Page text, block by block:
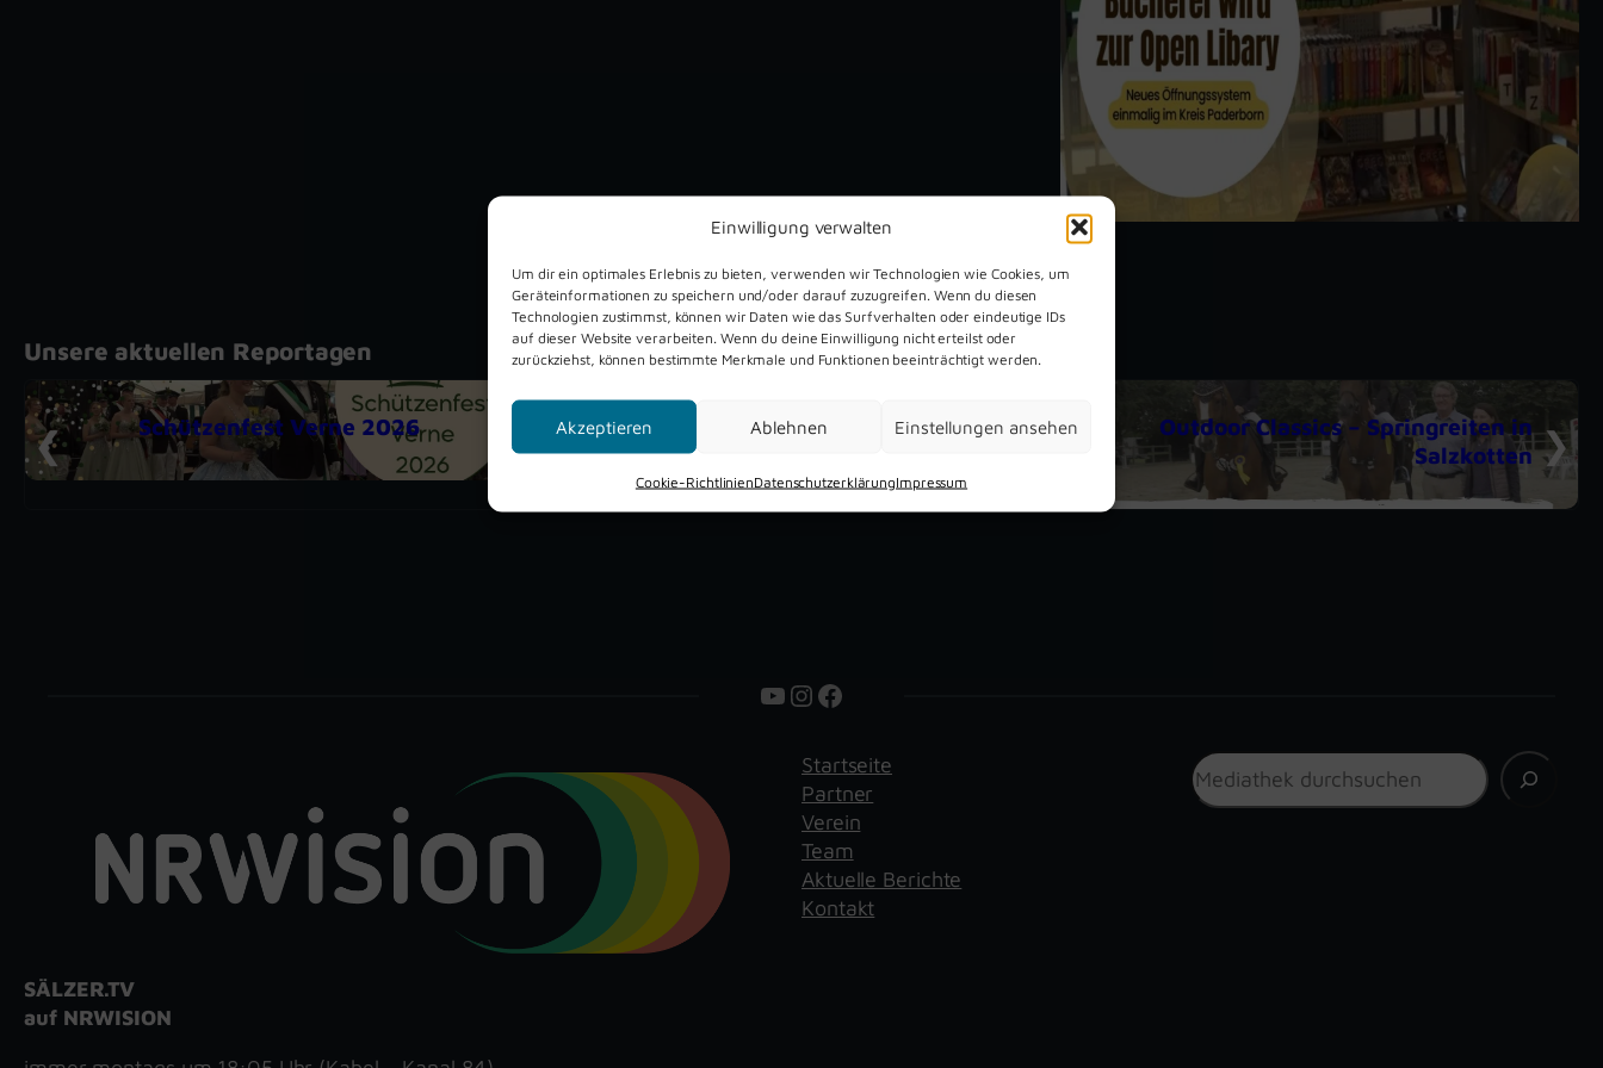
Einwilligung verwalten
Um dir ein optimales Erlebnis zu bieten, verwenden wir Technologien wie Cookies, um
Geräteinformationen zu speichern und/oder darauf zuzugreifen. Wenn du diesen
Technologien zustimmst, können wir Daten wie das Surfverhalten oder eindeutige IDs
auf dieser Website verarbeiten. Wenn du deine Einwilligung nicht erteilst oder
zurückziehst, können bestimmte Merkmale und Funktionen beeinträchtigt werden.
Akzeptieren Ablehnen Einstellungen ansehen
Cookie-RichtlinienDatenschutzerklärungImpressum
Unsere aktuellen Reportagen
Schützenfest Verne 2026 Dreckburg Open Air 2026
Outdoor Classics – Springreiten in
Salzkotten
YouTube
Instagram
Facebook
SÄLZER.TV
auf NRWISION
Startseite
Partner
Verein
Team
Aktuelle Berichte
Kontakt
Suchen